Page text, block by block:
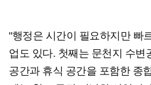
"행정은 시간이 필요하지만 빠
업도 있다. 첫째는 문천지 수변
공간과 휴식 공간을 포함한 종